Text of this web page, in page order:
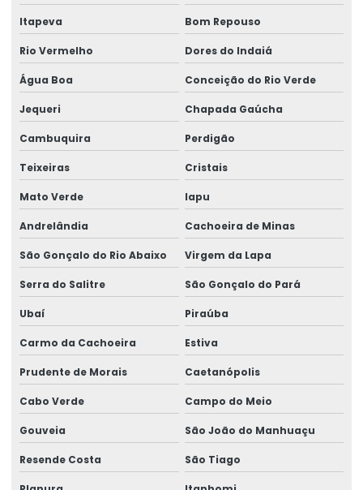
Itapeva Bom Repouso
Rio Vermelho Dores do Indaiá
Água Boa Conceição do Rio Verde
Jequeri Chapada Gaúcha
Cambuquira Perdigão
Teixeiras Cristais
Mato Verde Iapu
Andrelândia Cachoeira de Minas
São Gonçalo do Rio Abaixo Virgem da Lapa
Serra do Salitre São Gonçalo do Pará
Ubaí Piraúba
Carmo da Cachoeira Estiva
Prudente de Morais Caetanópolis
Cabo Verde Campo do Meio
Gouveia São João do Manhuaçu
Resende Costa São Tiago